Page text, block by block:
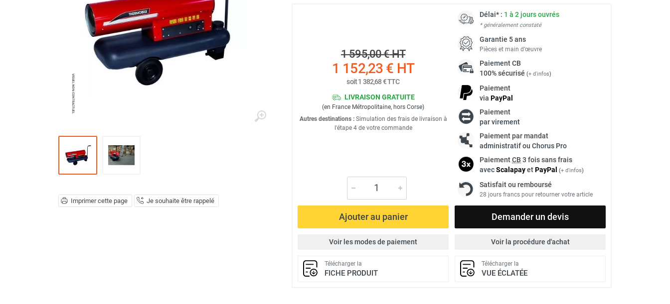
Ventilateur industriel
Ventilateur de chantier
Ventilateur centrifuge
Ventilateur de sol
Ventilateur sur pied
Ventilateur de bureau
Ventilateur de table
Extracteur d'air mural
Extracteur d'air mural hélicoïde
Extracteur d'air mural centrifuge
Extracteur d'air mural résidentiel
Déstratificateur ventilateur de
plafond
Déstratificateur industriel à pales
Déstratificateur de plafond design
Déstratificateur Airius
Imprimer cette page Je souhaite être rappelé
1 595,00 €HT
1 152,23 € HT
soit1 382,68 €TTC
LIVRAISON GRATUITE
(en France Métropolitaine, hors Corse)
Autres destinations :Simulation des frais de livraison à
l'étape 4 de votre commande
Délai* : 1 à 2 jours ouvrés
* généralement constaté
Garantie 5 ans
Pièces et main d’œuvre
PaiementCB
100% sécurisé (+ d'infos)
Paiement
via PayPal
Paiement
par virement
Paiement par mandat
administratif ou Chorus Pro
PaiementCB 3 fois sans frais
avecScalapayetPayPal (+ d'infos)
Satisfait ou remboursé
28 jours francs pour retourner votre article
Ajouter au panier Demander un devis
Voir les modes de paiement Voir la procédure d'achat
Télécharger la
FICHE PRODUIT
Télécharger la
VUE ÉCLATÉE